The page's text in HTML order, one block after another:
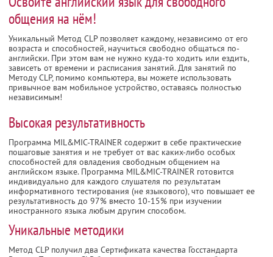
общения на нём!
Уникальный Метод CLP позволяет каждому, независимо от его
возраста и способностей, научиться свободно общаться по-
английски. При этом вам не нужно куда-то ходить или ездить,
зависеть от времени и расписания занятий. Для занятий по
Методу CLP, помимо компьютера, вы можете использовать
привычное вам мобильное устройство, оставаясь полностью
независимым!
Высокая результативность
Программа MIL&MIC-TRAINER содержит в себе практические
пошаговые занятия и не требует от вас каких-либо особых
способностей для овладения свободным общением на
английском языке. Программа MIL&MIC-TRAINER готовится
индивидуально для каждого слушателя по результатам
информативного тестирования (не языкового), что повышает ее
результативность до 97% вместо 10-15% при изучении
иностранного языка любым другим способом.
Уникальные методики
Метод CLP получил два Сертификата качества Госстандарта